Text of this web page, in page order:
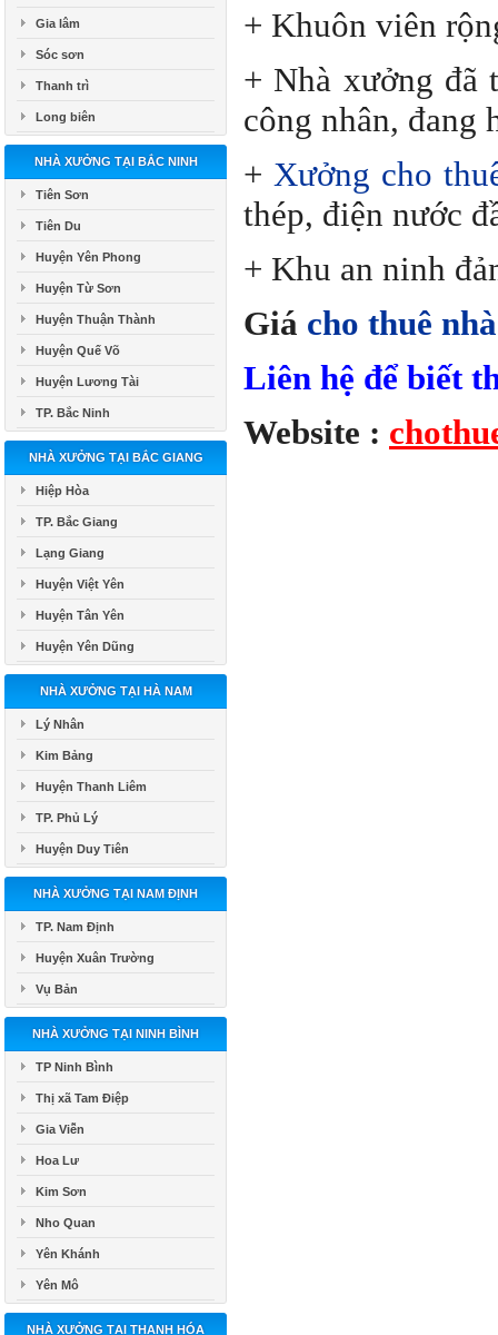
Gia lâm
Sóc sơn
Thanh trì
Long biên
NHÀ XƯỞNG TẠI BẮC NINH
Tiên Sơn
Tiên Du
Huyện Yên Phong
Huyện Từ Sơn
Huyện Thuận Thành
Huyện Quế Võ
Huyện Lương Tài
TP. Bắc Ninh
NHÀ XƯỞNG TẠI BẮC GIANG
Hiệp Hòa
TP. Bắc Giang
Lạng Giang
Huyện Việt Yên
Huyện Tân Yên
Huyện Yên Dũng
NHÀ XƯỞNG TẠI HÀ NAM
Lý Nhân
Kim Bảng
Huyện Thanh Liêm
TP. Phủ Lý
Huyện Duy Tiên
NHÀ XƯỞNG TẠI NAM ĐỊNH
TP. Nam Định
Huyện Xuân Trường
Vụ Bản
NHÀ XƯỞNG TẠI NINH BÌNH
TP Ninh Bình
Thị xã Tam Điệp
Gia Viễn
Hoa Lư
Kim Sơn
Nho Quan
Yên Khánh
Yên Mô
NHÀ XƯỞNG TẠI THANH HÓA
+ Khuôn viên
+ Nhà xưởng đã
công nhân, đang
+ Xưởng cho
thép, điện nước
+ Khu an ninh
Giá cho thuê
Liên hệ để biết
Website :